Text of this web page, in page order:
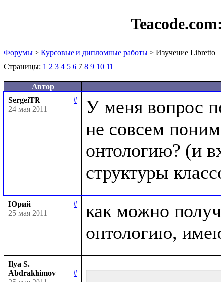
Форумы > Курсовые и дипломные работы > Изучение Libretto
Страницы: 1 2 3 4 5 6 7 8 9 10 11
Автор
SergeiTR
#
24 мая 2011
У меня вопрос
не совсем
онтологию? (и
Юрий
#
25 мая 2011
как можно
Ilya S.
Abdrakhimov
#